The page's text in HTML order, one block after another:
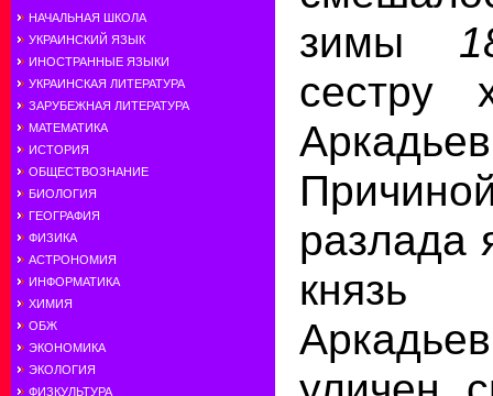
НАЧАЛЬНАЯ ШКОЛА
УКРАИНСКИЙ ЯЗЫК
ИНОСТРАННЫЕ ЯЗЫКИ
УКРАИНСКАЯ ЛИТЕРАТУРА
ЗАРУБЕЖНАЯ ЛИТЕРАТУРА
МАТЕМАТИКА
ИСТОРИЯ
ОБЩЕСТВОЗНАНИЕ
БИОЛОГИЯ
ГЕОГРАФИЯ
ФИЗИКА
АСТРОНОМИЯ
ИНФОРМАТИКА
ХИМИЯ
ОБЖ
ЭКОНОМИКА
ЭКОЛОГИЯ
ФИЗКУЛЬТУРА
зимы
сестру
разлада